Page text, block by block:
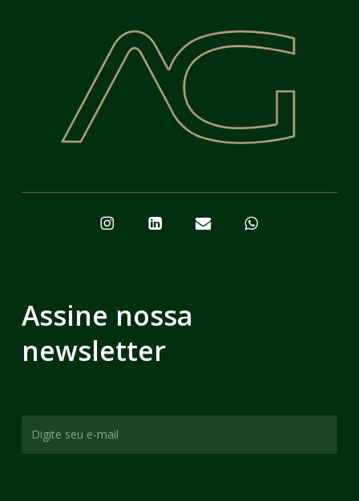
Assine nossa
newsletter